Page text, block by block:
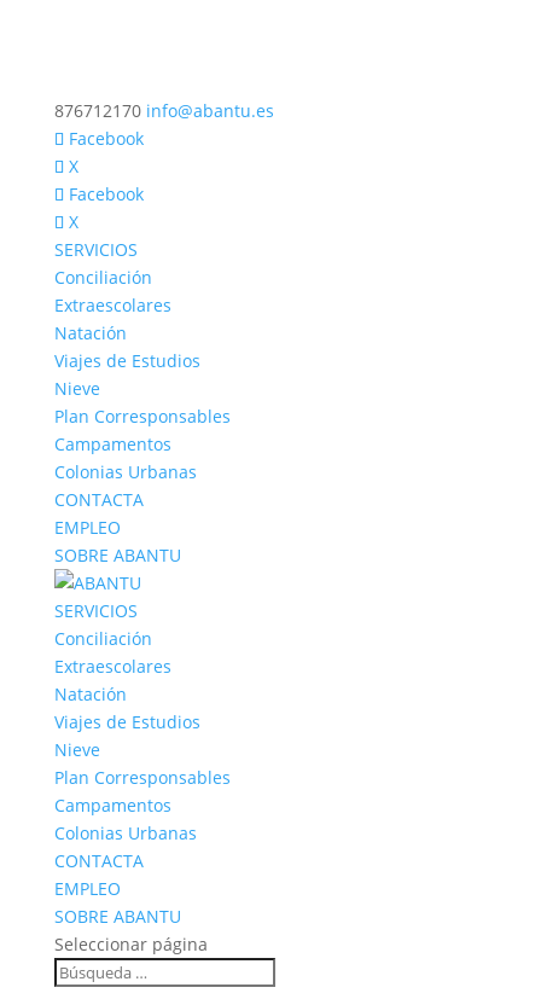
876712170 info@abantu.es
Facebook
X
Facebook
X
SERVICIOS
Conciliación
Extraescolares
Natación
Viajes de Estudios
Nieve
Plan Corresponsables
Campamentos
Colonias Urbanas
CONTACTA
EMPLEO
SOBRE ABANTU
SERVICIOS
Conciliación
Extraescolares
Natación
Viajes de Estudios
Nieve
Plan Corresponsables
Campamentos
Colonias Urbanas
CONTACTA
EMPLEO
SOBRE ABANTU
Seleccionar página